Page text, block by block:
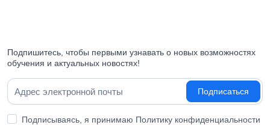
Подпишитесь, чтобы первыми узнавать о новых возможностях
обучения и актуальных новостях!
Подписаться
Подписываясь, я принимаю Политику конфиденциальности